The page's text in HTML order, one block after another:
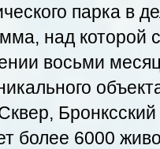
парка в
над которой
восьми
Бронксский
более 6000